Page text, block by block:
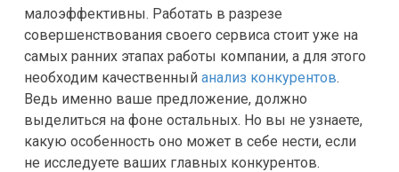
малоэффективны. Работать в разрезе
совершенствования своего сервиса стоит уже на
самых ранних этапах работы компании, а для этого
необходим качественный анализ конкурентов.
Ведь именно ваше предложение, должно
выделиться на фоне остальных. Но вы не узнаете,
какую особенность оно может в себе нести, если
не исследуете ваших главных конкурентов.